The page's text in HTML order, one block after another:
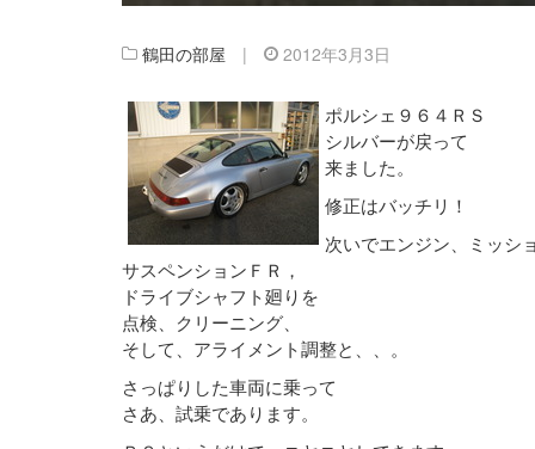
鶴田の部屋 | 2012年3月3日
ポルシェ９６４ＲＳ
シルバーが戻って
来ました。
修正はバッチリ！
次いでエンジン、ミッシ
サスペンションＦＲ，
ドライブシャフト廻りを
点検、クリーニング、
そして、アライメント調整と、、。
さっぱりした車両に乗って
さあ、試乗であります。